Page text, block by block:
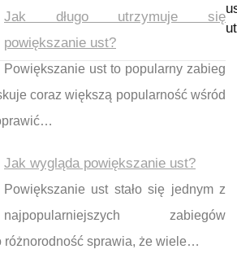
Jak długo utrzymuje się
powiększanie ust?
Powiększanie ust to popularny zabieg
coraz większą popularność wśród
Jak wygląda powiększanie ust?
Powiększanie ust stało się jednym z
najpopularniejszych zabiegów
różnorodność sprawia, że wiele…